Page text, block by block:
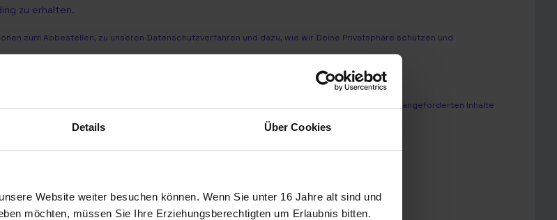
Details Über Cookies
Website weiter besuchen können. Wenn Sie unter 16 Jahre alt sind und
möchten, müssen Sie Ihre Erziehungsberechtigten um Erlaubnis bitten.
zu erhalten.
zum Abbestellen, zu unseren Datenschutzverfahren und dazu, wie wir Deine Privatsphäre schützen und
Daten durch sewikom GmbH zu.
die oben angegebenen personenbezogenen Daten speichert und verarbeitet, um Ihnen die angeforderten Inhalte